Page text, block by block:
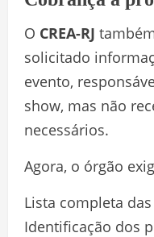
O CREA-RJ
solicitado
evento,
show, mas não
necessários.
Agora, o órgão
Lista completa
Identificação dos